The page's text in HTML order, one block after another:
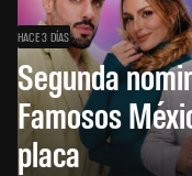
HACE 3 DÍAS
Segunda
Famosos
placa